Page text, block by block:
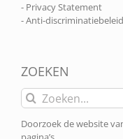
- Privacy Statement
- Anti-discriminatiebeleid
ZOEKEN
Zoeken
naar:
Doorzoek de website